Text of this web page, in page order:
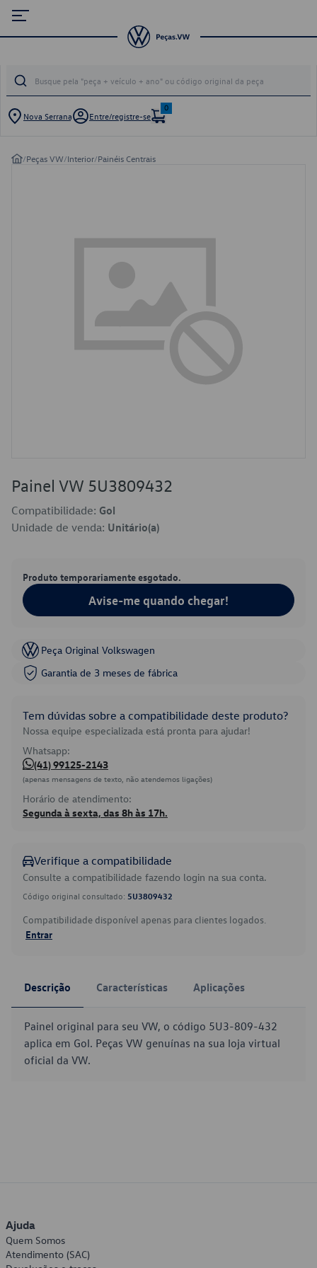
Nova Serrana Entre/registre-se
0
/Peças VW/Interior/Painéis Centrais
Painel VW 5U3809432
Compatibilidade: Gol
Unidade de venda: Unitário(a)
Produto temporariamente esgotado.
Avise-me quando chegar!
Peça Original Volkswagen
Garantia de 3 meses de fábrica
Tem dúvidas sobre a compatibilidade deste produto?
Nossa equipe especializada está pronta para ajudar!
Whatsapp:
(41) 99125-2143
(apenas mensagens de texto, não atendemos ligações)
Horário de atendimento:
Segunda à sexta, das 8h às 17h.
Verifique a compatibilidade
Consulte a compatibilidade fazendo login na sua conta.
Código original consultado: 5U3809432
Compatibilidade disponível apenas para clientes logados.
Entrar
Descrição Características Aplicações
Painel original para seu VW, o código 5U3-809-432
aplica em Gol. Peças VW genuínas na sua loja virtual
oficial da VW.
Ajuda
Quem Somos
Atendimento (SAC)